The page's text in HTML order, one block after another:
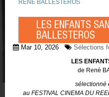
RENÉ BALLESTEROS
LES ENFANTS
BALLESTEROS
Mar 10, 2026 Sélections
LES
de René
sélectionné
au FESTIVAL CINEMA DU